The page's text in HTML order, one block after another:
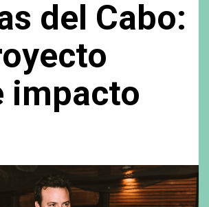
del Cabo:
impacto